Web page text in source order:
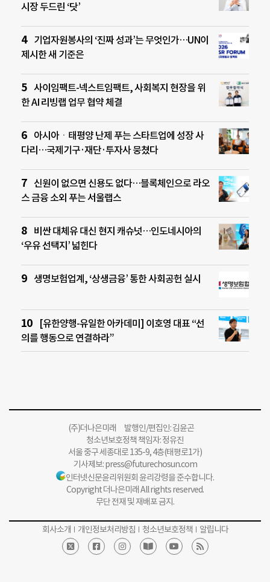
시장 두드린 ‘닷’
기업자원봉사의 ‘진짜 성과’는 무엇인가…UN이
제시한 새 기준은
사이임팩트-넥스트임팩트, 사회복지 현장을 위
한 AI 리빙랩 업무 협약 체결
아시아ㆍ태평양 난제 푸는 스타트업에 성장 사
다리…국제기구·재단·투자사 뭉쳤다
신원이 없으면 신용도 없다…블록체인으로 라오
스 금융 소외 푸는 서울랩스
비싼 대체유 대신 현지 캐슈넛…인도네시아의
‘우유 선택지’ 넓힌다
생명보험업계, ‘상생금융’ 통한 사회공헌 실시
[유한양행-유일한 아카데미] 이호영 대표 “선
의를 행동으로 연결하라”
(주)더나은미래 발행인/편집인: 김윤곤
청소년보호정책 책임자: 정유진
서울 중구 세종대로 135-9, 4층(태평로1가)
기사제보:press@futurechosun.com
인터넷신문윤리위원회 윤리강령을 준수합니다.
Copyright 더나은미래 All rights reserved.
무단 전재 및 재배포 금지.
회사소개 개인정보처리방침 청소년보호정책 알립니다